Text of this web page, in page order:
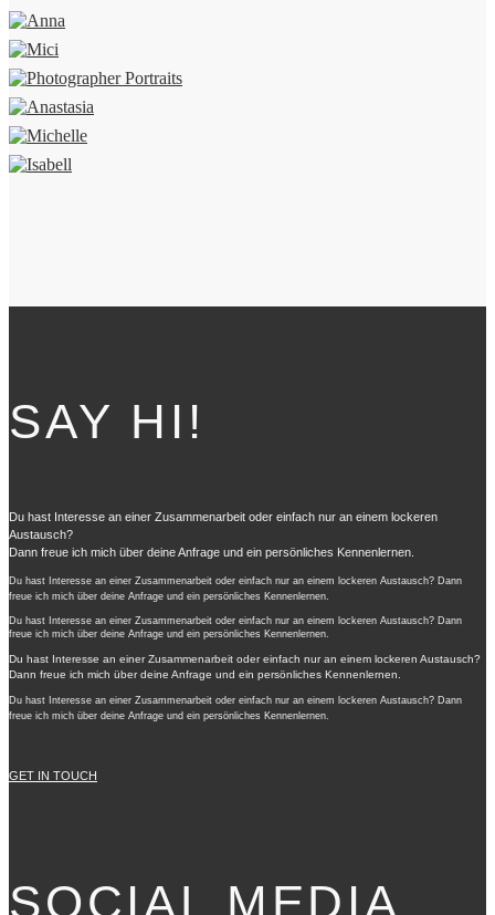
SAY HI!
Du hast Interesse an einer Zusammenarbeit oder einfach nur an einem lockeren
Austausch?
Dann freue ich mich über deine Anfrage und ein persönliches Kennenlernen.
Du hast Interesse an einer Zusammenarbeit oder einfach nur an einem lockeren Austausch? Dann
freue ich mich über deine Anfrage und ein persönliches Kennenlernen.
Du hast Interesse an einer Zusammenarbeit oder einfach nur an einem lockeren Austausch? Dann
freue ich mich über deine Anfrage und ein persönliches Kennenlernen.
Du hast Interesse an einer Zusammenarbeit oder einfach nur an einem lockeren Austausch?
Dann freue ich mich über deine Anfrage und ein persönliches Kennenlernen.
Du hast Interesse an einer Zusammenarbeit oder einfach nur an einem lockeren Austausch? Dann
freue ich mich über deine Anfrage und ein persönliches Kennenlernen.
GET IN TOUCH
SOCIAL MEDIA